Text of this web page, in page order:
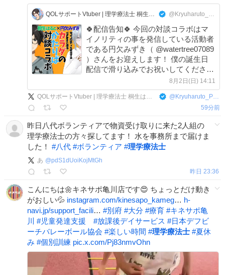
QOLサポートVtuber | 理学療法士 桐生はると @Kryuharuto_PTV
🍀配信告知🍀 今回の対談コラボはマ
イノリティの事を発信している活動者
である円欠みずき（ @watertree07089
）さんをお迎えします！ 僕の誕生日
配信で滑り込みでお祝いしてください
方について色々と伺います！！ ⏰
8/7（金）21:00～ #新人Vtuber #対談コ
8月2日(日) 14:11
QOLサポートVtuber | 理学療法士 桐生はると @ Kryuharuto_PTV
59分前
昨日八代ボランティアで物資受け取りに来た2人組の
理学療法士の方々探してます！ 水を事務所まで届けま
した！ #八代 #ボランティア #理学療法士
あ @pdS1dUoiKojMtGh
昨日 23:36
こんにちは️️🌼キネサポ亀川店です︎😍 ちょっとだけ動き
がおしい💦 instagram.com/kinesapo_kameg… h-
navi.jp/support_facili… #別府 #大分 #療育 #キネサポ亀
川 #児童発達支援 #放課後デイサービス #日本デフビ
ーチバレーボール協会 #楽しい時間 #理学療法士 #夏休
み #個別訓練 pic.x.com/Pj83nmvOhn